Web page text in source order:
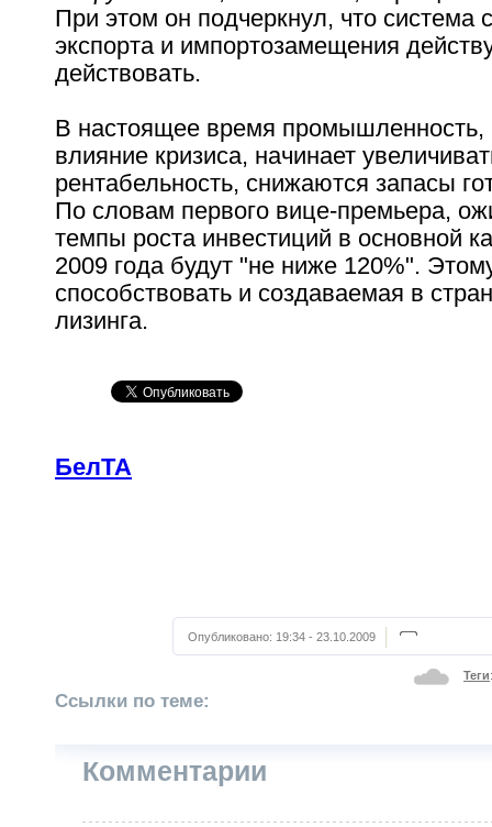
При этом он подчеркнул, что система
экспорта и импортозамещения
действовать.
В настоящее время промышленность,
влияние кризиса, начинает
рентабельность, снижаются запасы
По словам первого вице-премьера,
темпы роста инвестиций в основной
2009 года будут "не ниже 120%".
способствовать и создаваемая в
лизинга.
БелТА
Опубликовано: 19:34 - 23.10.2009
Теги
Ссылки по теме:
Комментарии